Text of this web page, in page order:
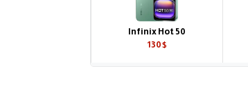
Infinix Hot 50
130$